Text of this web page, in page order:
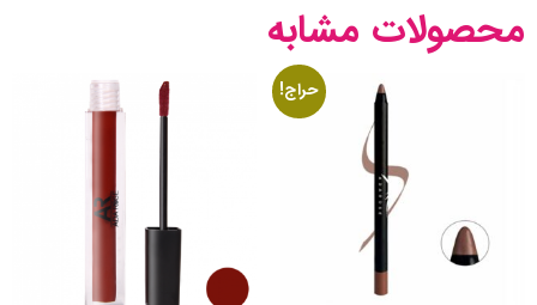
محصولات مشابه
حراج!